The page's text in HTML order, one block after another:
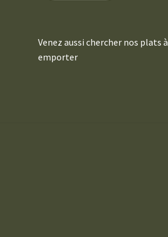
Venez aussi chercher nos plats à
emporter